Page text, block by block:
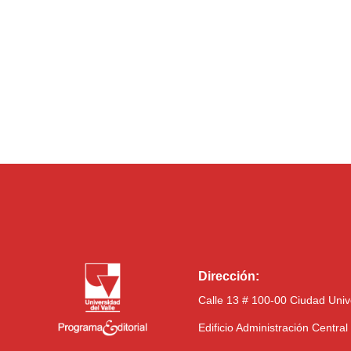
Dirección:
Calle 13 # 100-00 Ciudad
Edificio Administración